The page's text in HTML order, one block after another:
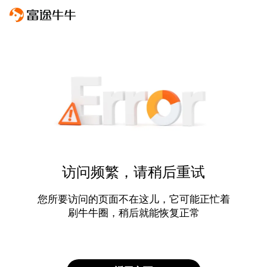
访问频繁，请稍后重试
您所要访问的页面不在这儿，它可能正忙着
刷牛牛圈，稍后就能恢复正常